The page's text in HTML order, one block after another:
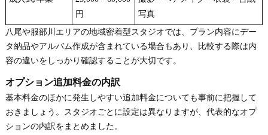
円
写真
八尾や服部川エリアの地域密着型スタジオでは、プラン内容にデー
タ納品やアルバム作成が含まれている場合もあり、比較する際は内
容の違いをしっかり確認することが大切です。
オプション追加料金の内訳
基本料金のほかに発生しやすい追加料金についても事前に把握して
おきましょう。スタジオごとに設定は異なりますが、代表的なオプ
ションの内訳をまとめました。